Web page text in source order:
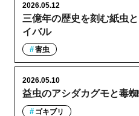
三億年の歴史を刻む紙虫
イバル
2026.05.12
害虫
益虫のアシダカグモと毒
2026.05.10
ゴキブリ